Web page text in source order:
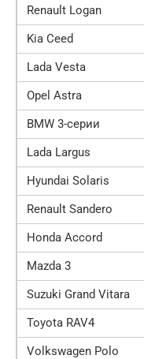
Renault Logan
Kia Ceed
Lada Vesta
Opel Astra
BMW 3-серии
Lada Largus
Hyundai Solaris
Renault Sandero
Honda Accord
Mazda 3
Suzuki Grand Vitara
Toyota RAV4
Volkswagen Polo